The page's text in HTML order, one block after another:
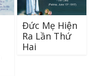
Đức Mẹ Hiện
Ra Lần Thứ
Hai